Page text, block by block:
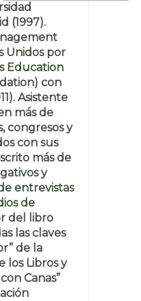
(1997).
Unidos por
Education
con
Asistente
más de
congresos y
con sus
más de
y
entrevistas
de
del libro
las claves
de la
los Libros y
Canas”